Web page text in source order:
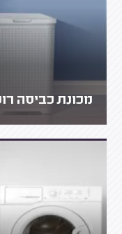
מכונת כביסה